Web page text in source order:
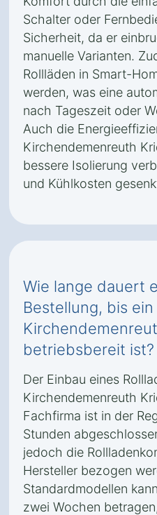
Schalter oder
Sicherheit, da er
manuelle Varianten.
Rollläden in Smart-
werden, was eine
nach Tageszeit oder
Auch die
Kirchendemenreuth
bessere Isolierung
und Kühlkosten
Wie lange dauert
Bestellung, bis
betriebsbereit ist?
Der Einbau eines
Kirchendemenreuth
Fachfirma ist in der
Stunden
jedoch die
Hersteller bezogen
Standardmodellen
zwei Wochen